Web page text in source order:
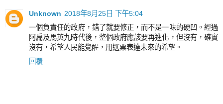
Unknown 2018年8月25日 下午5:04
一個負責任的政府，錯了就要修正，而不是一味的硬凹。經過
阿扁及馬英九時代後，整個政府應該要再進化，但沒有，確實
沒有，希望人民能覺醒，用選票表達未來的希望。
回覆